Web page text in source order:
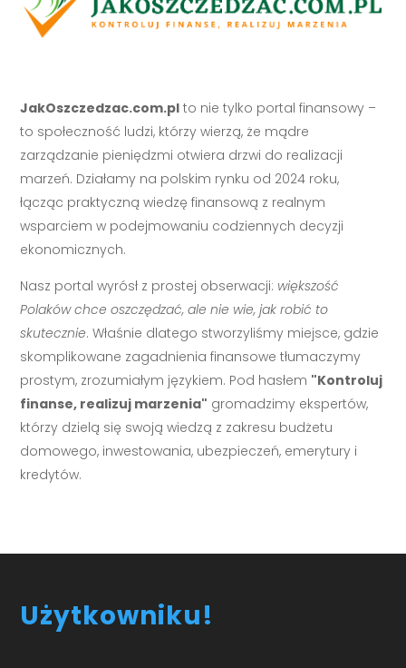
JakOszczedzac.com.pl to nie tylko portal finansowy –
to społeczność ludzi, którzy wierzą, że mądre
zarządzanie pieniędzmi otwiera drzwi do realizacji
marzeń. Działamy na polskim rynku od 2024 roku,
łącząc praktyczną wiedzę finansową z realnym
wsparciem w podejmowaniu codziennych decyzji
ekonomicznych.
Nasz portal wyrósł z prostej obserwacji: większość
Polaków chce oszczędzać, ale nie wie, jak robić to
skutecznie. Właśnie dlatego stworzyliśmy miejsce, gdzie
skomplikowane zagadnienia finansowe tłumaczymy
prostym, zrozumiałym językiem. Pod hasłem "Kontroluj
finanse, realizuj marzenia" gromadzimy ekspertów,
którzy dzielą się swoją wiedzą z zakresu budżetu
domowego, inwestowania, ubezpieczeń, emerytury i
kredytów.
Użytkowniku!